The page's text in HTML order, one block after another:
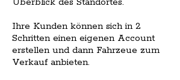
Überblick des Standortes.
Ihre Kunden können sich in 2
Schritten einen eigenen Account
erstellen und dann Fahrzeue zum
Verkauf anbieten.